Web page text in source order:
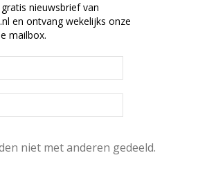
nieuwsbrief van
en ontvang wekelijks onze
mailbox.
niet met anderen gedeeld.